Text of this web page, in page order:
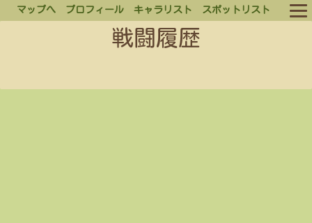
マップへ プロフィール キャラリスト スポットリスト
ルール
戦闘履歴